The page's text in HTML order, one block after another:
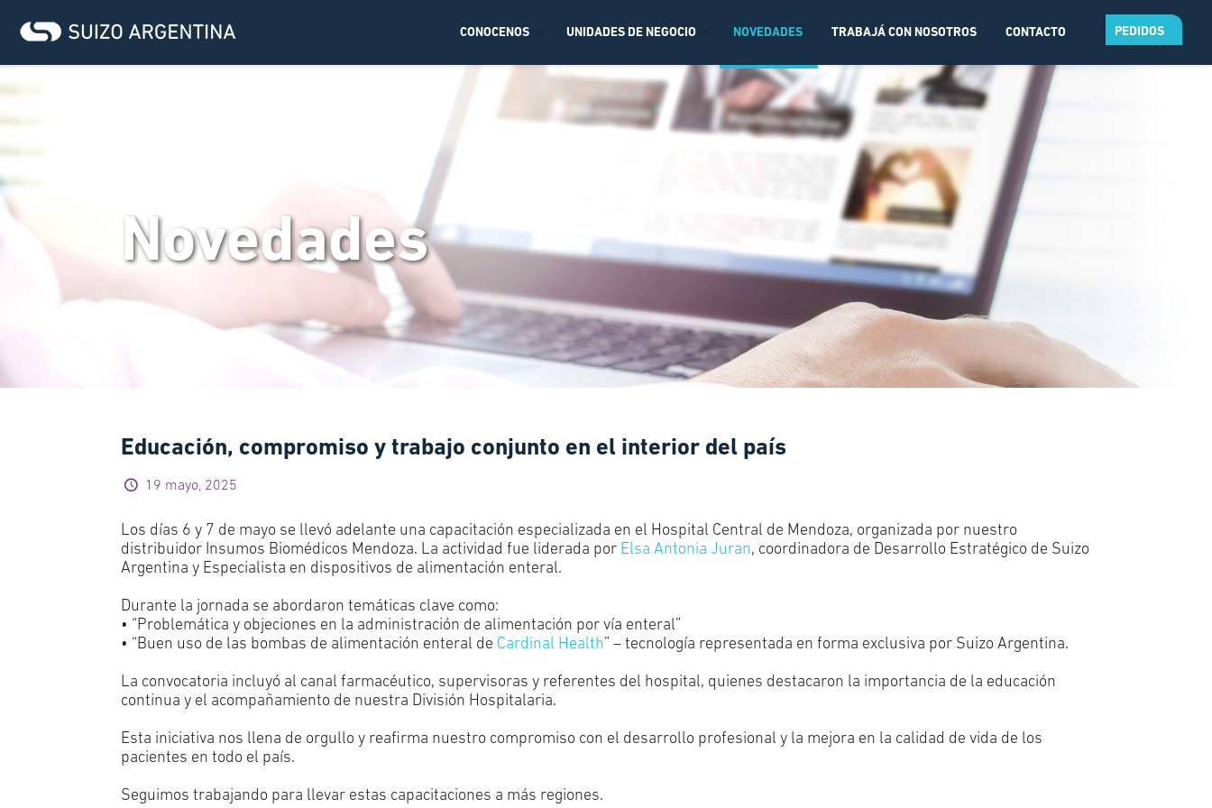
CONOCENOS UNIDADES DE NEGOCIO NOVEDADES TRABAJÁ CON NOSOTROS CONTACTO PEDIDOS
Novedades
Educación, compromiso y trabajo conjunto en el interior del país
19 mayo, 2025
Los días 6 y 7 de mayo se llevó adelante una capacitación especializada en el Hospital Central de Mendoza, organizada por nuestro
distribuidor Insumos Biomédicos Mendoza. La actividad fue liderada por Elsa Antonia Juran, coordinadora de Desarrollo Estratégico de Suizo
Argentina y Especialista en dispositivos de alimentación enteral.
Durante la jornada se abordaron temáticas clave como:
• “Problemática y objeciones en la administración de alimentación por vía enteral”
• “Buen uso de las bombas de alimentación enteral de Cardinal Health” – tecnología representada en forma exclusiva por Suizo Argentina.
La convocatoria incluyó al canal farmacéutico, supervisoras y referentes del hospital, quienes destacaron la importancia de la educación
continua y el acompañamiento de nuestra División Hospitalaria.
Esta iniciativa nos llena de orgullo y reafirma nuestro compromiso con el desarrollo profesional y la mejora en la calidad de vida de los
pacientes en todo el país.
Seguimos trabajando para llevar estas capacitaciones a más regiones.